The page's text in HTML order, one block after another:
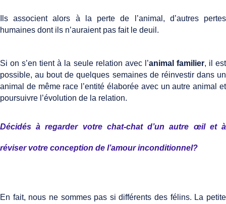
Ils associent alors à la perte de l’animal, d’autres pertes
humaines dont ils n’auraient pas fait le deuil.
Si on s’en tient à la seule relation avec l’animal familier, il est
possible, au bout de quelques semaines de réinvestir dans un
animal de même race l’entité élaborée avec un autre animal et
poursuivre l’évolution de la relation.
Décidés à regarder votre chat-chat d’un autre œil et à
réviser votre conception de l’amour inconditionnel?
En fait, nous ne sommes pas si différents des félins. La petite